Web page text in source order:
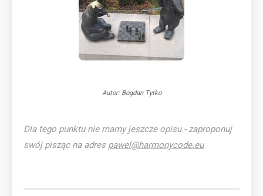
Autor: Bogdan Tytko
Dla tego punktu nie mamy jeszcze opisu - zaproponuj
swój pisząc na adres pawel@harmonycode.eu